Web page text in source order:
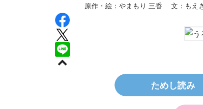
原作・絵：やまもり 三香 文：もえ
ためし読み